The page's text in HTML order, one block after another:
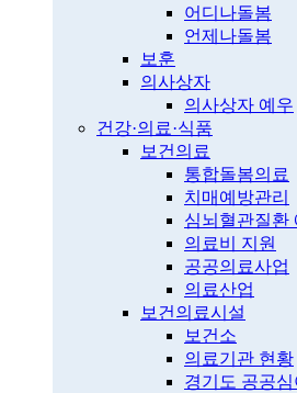
어디나돌봄
언제나돌봄
보훈
의사상자
의사상자 예우
건강·의료·식품
보건의료
통합돌봄의료
치매예방관리
심뇌혈관질환
의료비 지원
공공의료사업
의료산업
보건의료시설
보건소
의료기관 현황
경기도 공공